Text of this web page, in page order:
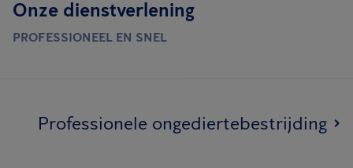
Onze dienstverlening
PROFESSIONEEL EN SNEL
Professionele ongediertebestrijding